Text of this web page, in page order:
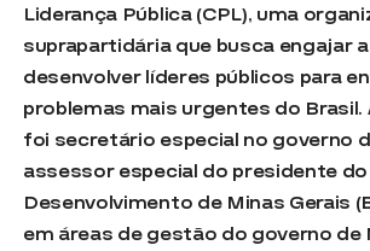
Liderança Pública (CPL), uma
suprapartidária que busca engajar
desenvolver líderes públicos para
problemas mais urgentes do
foi secretário especial no governo
assessor especial do presidente
Desenvolvimento de Minas Gerais
em áreas de gestão do governo de